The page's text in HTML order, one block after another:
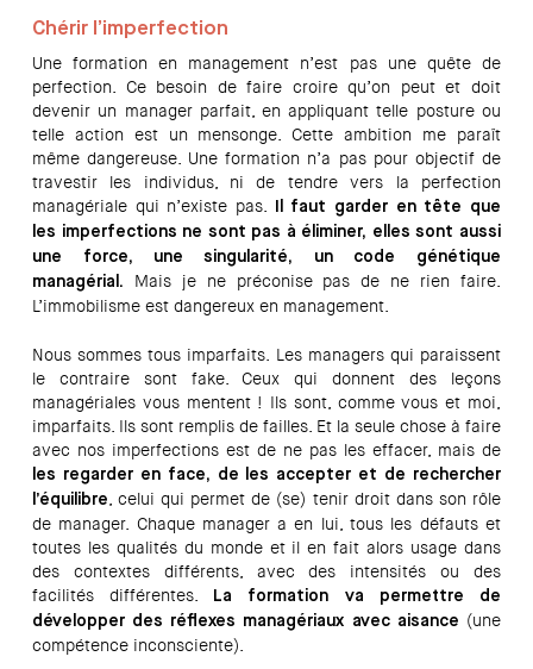
Chérir l’imperfection
Une formation en management n’est pas une quête de
perfection. Ce besoin de faire croire qu’on peut et doit
devenir un manager parfait, en appliquant telle posture ou
telle action est un mensonge. Cette ambition me paraît
même dangereuse. Une formation n’a pas pour objectif de
travestir les individus, ni de tendre vers la perfection
managériale qui n’existe pas.
Il faut garder en tête que
les imperfections ne sont pas à éliminer, elles sont aussi
une force, une singularité, un code génétique
managérial.
Mais je ne préconise pas de ne rien faire.
L’immobilisme est dangereux en management.
Nous sommes tous imparfaits. Les managers qui paraissent
le contraire sont fake. Ceux qui donnent des leçons
managériales vous mentent ! Ils sont, comme vous et moi,
imparfaits. Ils sont remplis de failles. Et la seule chose à faire
avec nos imperfections est de ne pas les effacer, mais de
les regarder en face, de les accepter et de rechercher
l’équilibre, celui qui permet de (se) tenir droit dans son rôle
de manager. Chaque manager a en lui, tous les défauts et
toutes les qualités du monde et il en fait alors usage dans
des contextes différents, avec des intensités ou des
facilités différentes.
La formation va permettre de
développer des réflexes managériaux avec aisance (une
compétence inconsciente).